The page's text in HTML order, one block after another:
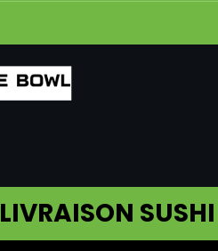
LIVRAISON